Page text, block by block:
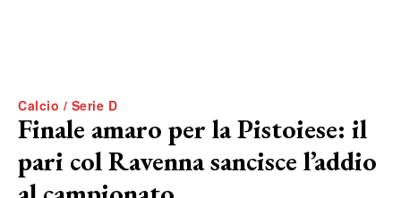
Calcio / Serie D
Finale amaro per la Pistoiese: il
pari col Ravenna sancisce l’addio